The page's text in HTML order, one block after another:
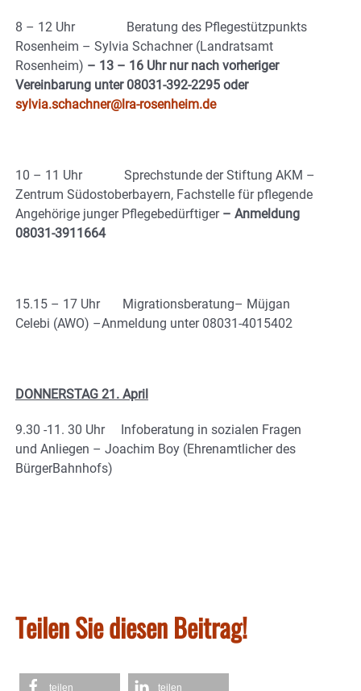
8 – 12 Uhr Beratung des Pflegestützpunkts
Rosenheim – Sylvia Schachner (Landratsamt
Rosenheim) – 13 – 16 Uhr nur nach vorheriger
Vereinbarung unter 08031-392-2295 oder
sylvia.schachner@lra-rosenheim.de
10 – 11 Uhr Sprechstunde der Stiftung AKM –
Zentrum Südostoberbayern, Fachstelle für pflegende
Angehörige junger Pflegebedürftiger – Anmeldung
08031-3911664
15.15 – 17 Uhr Migrationsberatung– Müjgan
Celebi (AWO) –Anmeldung unter 08031-4015402
DONNERSTAG 21. April
9.30 -11. 30 Uhr Infoberatung in sozialen Fragen
und Anliegen – Joachim Boy (Ehrenamtlicher des
BürgerBahnhofs)
Teilen Sie diesen Beitrag!
teilen teilen